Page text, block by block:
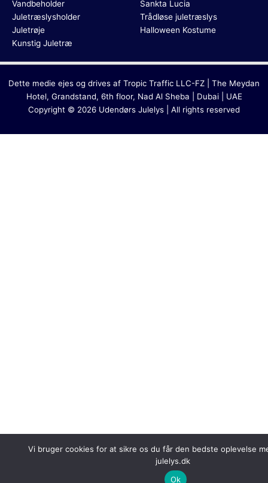
Vandbeholder
Juletræslysholder
Juletrøje
Kunstig Juletræ
Sankta Lucia
Trådløse juletræslys
Halloween Kostume
Dette medie ejes og drives af Tropic Traffic LLC-FZ | The Meydan
Hotel, Grandstand, 6th floor, Nad Al Sheba | Dubai | UAE
Copyright © 2026 Udendørs Julelys | All rights reserved
Vi bruger cookies for at sikre os du får den bedste oplevelse
julelys.dk
Ok